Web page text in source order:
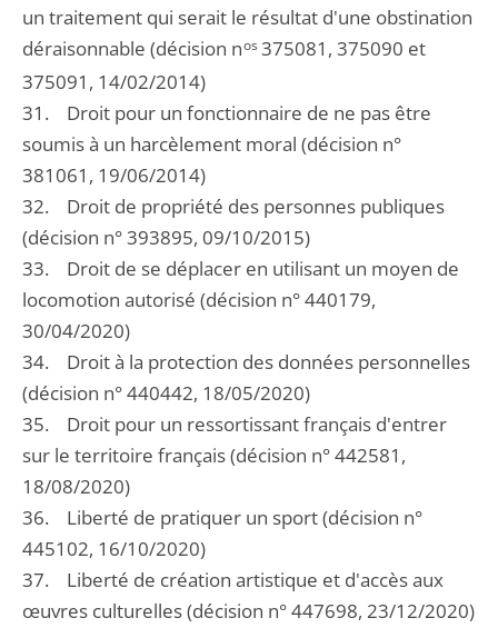
un traitement qui serait le résultat d'une obstination
déraisonnable (décision nos 375081, 375090 et
375091, 14/02/2014)
31. Droit pour un fonctionnaire de ne pas être
soumis à un harcèlement moral (décision n°
381061, 19/06/2014)
32. Droit de propriété des personnes publiques
(décision n° 393895, 09/10/2015)
33. Droit de se déplacer en utilisant un moyen de
locomotion autorisé (décision n° 440179,
30/04/2020)
34. Droit à la protection des données personnelles
(décision n° 440442, 18/05/2020)
35. Droit pour un ressortissant français d'entrer
sur le territoire français (décision n° 442581,
18/08/2020)
36. Liberté de pratiquer un sport (décision n°
445102, 16/10/2020)
37. Liberté de création artistique et d'accès aux
œuvres culturelles (décision n° 447698, 23/12/2020)